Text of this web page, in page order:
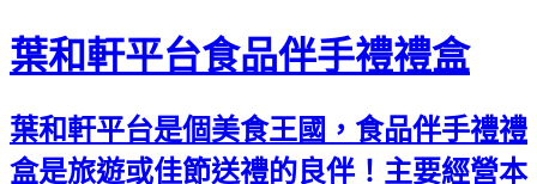
葉和軒平台食品伴手禮禮盒
葉和軒平台是個美食王國，食品伴手禮禮
盒是旅遊或佳節送禮的良伴！主要經營本